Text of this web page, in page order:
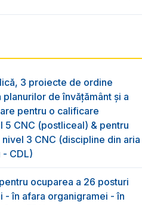
3 proiecte de ordine
de învățământ și a
pentru o calificare
5 CNC (postliceal) & pentru
3 CNC (discipline din aria
CDL)
ocuparea a 26 posturi
- în afara organigramei - în